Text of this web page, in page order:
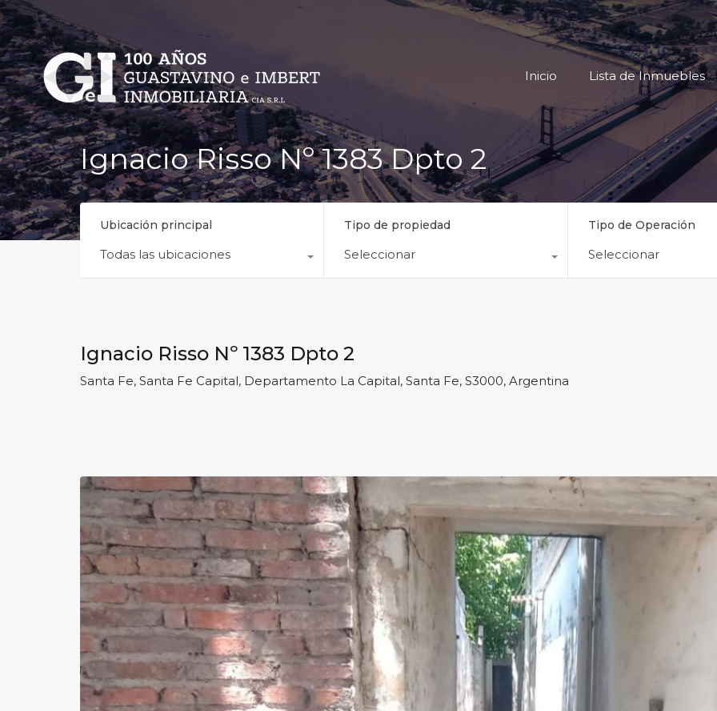
Inicio Lista
Inicio Lista de Inmuebles
Ignacio Risso Nº 1383 Dpto 2
Ubicación principal
Todas las ubicaciones
Tipo de propiedad
Seleccionar
Tipo de Operación
Seleccionar
Ignacio Risso Nº 1383 Dpto 2
Santa Fe, Santa Fe Capital, Departamento La Capital, Santa Fe, S3000, Argentina